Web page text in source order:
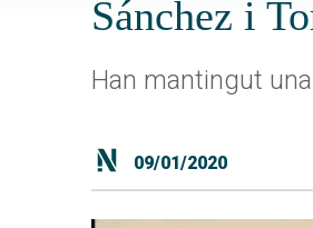
Sánchez i
Han mantingut
09/01/2020